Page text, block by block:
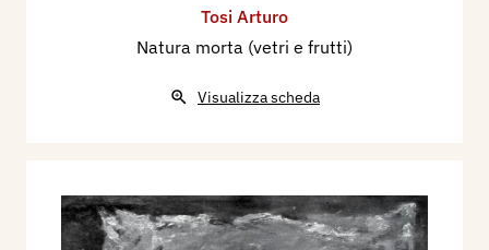
Tosi Arturo
Natura morta (vetri e frutti)
Visualizza scheda